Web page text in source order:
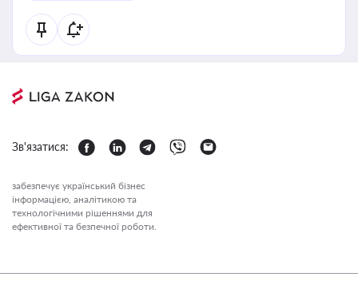
Зв'язатися:
забезпечує український бізнес
інформацією, аналітикою та
технологічними рішеннями для
ефективної та безпечної роботи.